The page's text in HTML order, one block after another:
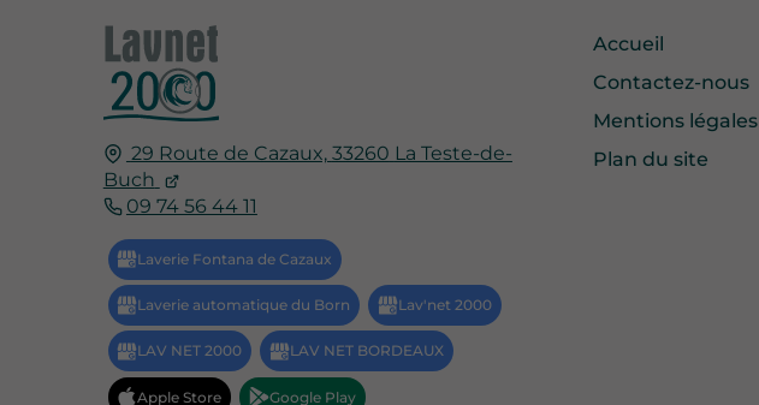
29 Route de Cazaux, 33260 La Teste-de-
Buch
09 74 56 44 11
Accueil
Contactez-nous
Mentions légales
Plan du site